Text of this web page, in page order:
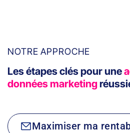
NOTRE APPROCHE
Les étapes clés pour une
données marketing
Maximiser ma